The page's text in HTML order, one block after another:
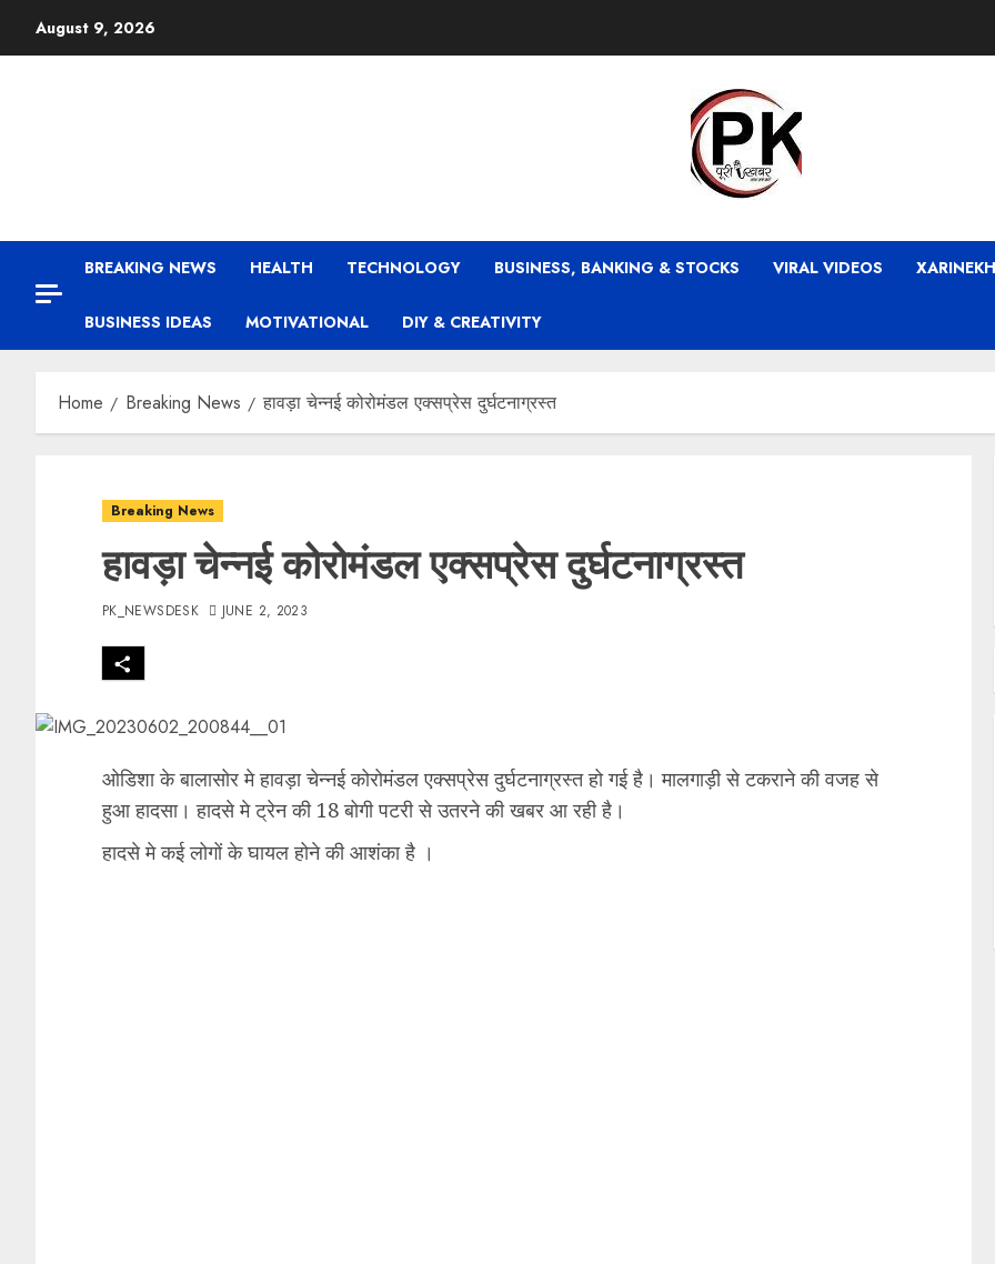
August 9, 2026
BREAKING NEWS HEALTH TECHNOLOGY BUSINESS, BANKING & STOCKS VIRAL VIDEOS
BUSINESS IDEAS MOTIVATIONAL DIY & CREATIVITY
Home Breaking News हावड़ा चेन्नई कोरोमंडल एक्सप्रेस दुर्घटनाग्रस्त
Breaking News
हावड़ा चेन्नई कोरोमंडल एक्सप्रेस दुर्घटनाग्रस्त
PK_NEWSDESK JUNE 2, 2023
ओडिशा के बालासोर मे हावड़ा चेन्नई कोरोमंडल एक्सप्रेस दुर्घटनाग्रस्त हो गई है। मालगाड़ी से टकराने की वजह से
हुआ हादसा। हादसे मे ट्रेन की 18 बोगी पटरी से उतरने की खबर आ रही है।
हादसे मे कई लोगों के घायल होने की आशंका है ।